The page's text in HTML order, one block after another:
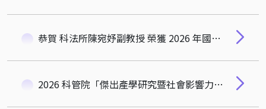
恭賀 科法所陳宛妤副教授 榮獲 2026 年國立清華大學「校級傑出教學獎」
2026 科管院「傑出產學研究暨社會影響力獎」得獎名單